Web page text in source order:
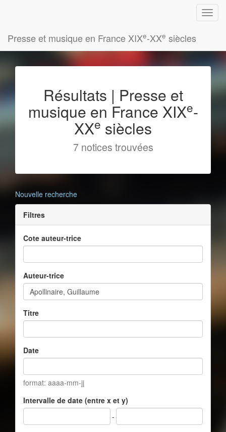
Presse et musique en France XIXe-XXe siècles
Résultats | Presse et
musique en France XIXe-
XXe siècles
7 notices trouvées
Nouvelle recherche
Filtres
Cote auteur-trice
Auteur-trice
Titre
Date
format: aaaa-mm-jj
Intervalle de date (entre x et y)
-